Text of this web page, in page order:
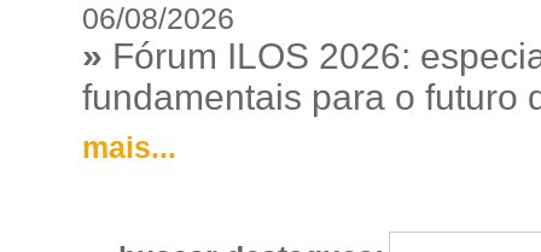
06/08/2026
» Fórum ILOS 2026:
fundamentais para o futuro
mais...